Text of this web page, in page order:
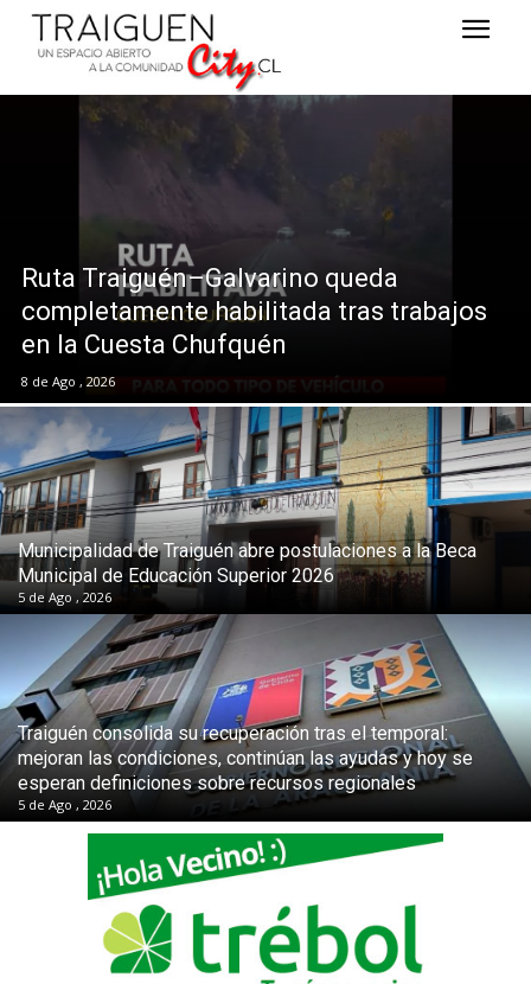
Ruta Traiguén–Galvarino queda
completamente habilitada tras trabajos
en la Cuesta Chufquén
8 de Ago , 2026
Municipalidad de Traiguén abre postulaciones a la Beca
Municipal de Educación Superior 2026
5 de Ago , 2026
Traiguén consolida su recuperación tras el temporal:
mejoran las condiciones, continúan las ayudas y hoy se
esperan definiciones sobre recursos regionales
5 de Ago , 2026